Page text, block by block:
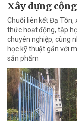
Xây dựng
Chuỗi liên kết Đạ Tồn,
thức hoạt động, tập
chuyên nghiệp, cùng
học kỹ thuật gắn với
sản phẩm.